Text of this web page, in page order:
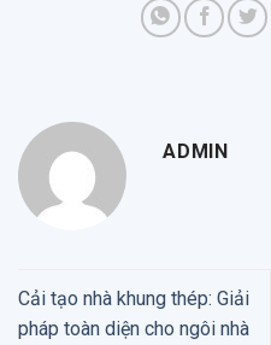
ADMIN
Cải tạo nhà khung thép: Giải
pháp toàn diện cho ngôi nhà